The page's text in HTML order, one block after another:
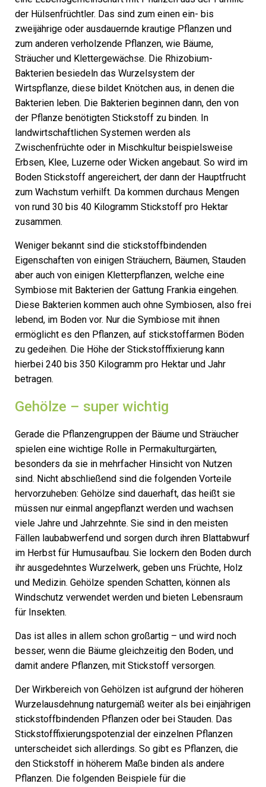
der Hülsenfrüchtler. Das sind zum einen ein- bis
zweijährige oder ausdauernde krautige Pflanzen und
zum anderen verholzende Pflanzen, wie Bäume,
Sträucher und Klettergewächse. Die Rhizobium-
Bakterien besiedeln das Wurzelsystem der
Wirtspflanze, diese bildet Knötchen aus, in denen die
Bakterien leben. Die Bakterien beginnen dann, den von
der Pflanze benötigten Stickstoff zu binden. In
landwirtschaftlichen Systemen werden als
Zwischenfrüchte oder in Mischkultur beispielsweise
Erbsen, Klee, Luzerne oder Wicken angebaut. So wird im
Boden Stickstoff angereichert, der dann der Hauptfrucht
zum Wachstum verhilft. Da kommen durchaus Mengen
von rund 30 bis 40 Kilogramm Stickstoff pro Hektar
zusammen.
Weniger bekannt sind die stickstoffbindenden
Eigenschaften von einigen Sträuchern, Bäumen, Stauden
aber auch von einigen Kletterpflanzen, welche eine
Symbiose mit Bakterien der Gattung Frankia eingehen.
Diese Bakterien kommen auch ohne Symbiosen, also frei
lebend, im Boden vor. Nur die Symbiose mit ihnen
ermöglicht es den Pflanzen, auf stickstoffarmen Böden
zu gedeihen. Die Höhe der Stickstofffixierung kann
hierbei 240 bis 350 Kilogramm pro Hektar und Jahr
betragen.
Gehölze – super wichtig
Gerade die Pflanzengruppen der Bäume und Sträucher
spielen eine wichtige Rolle in Permakulturgärten,
besonders da sie in mehrfacher Hinsicht von Nutzen
sind. Nicht abschließend sind die folgenden Vorteile
hervorzuheben: Gehölze sind dauerhaft, das heißt sie
müssen nur einmal angepflanzt werden und wachsen
viele Jahre und Jahrzehnte. Sie sind in den meisten
Fällen laubabwerfend und sorgen durch ihren Blattabwurf
im Herbst für Humusaufbau. Sie lockern den Boden durch
ihr ausgedehntes Wurzelwerk, geben uns Früchte, Holz
und Medizin. Gehölze spenden Schatten, können als
Windschutz verwendet werden und bieten Lebensraum
für Insekten.
Das ist alles in allem schon großartig – und wird noch
besser, wenn die Bäume gleichzeitig den Boden, und
damit andere Pflanzen, mit Stickstoff versorgen.
Der Wirkbereich von Gehölzen ist aufgrund der höheren
Wurzelausdehnung naturgemäß weiter als bei einjährigen
stickstoffbindenden Pflanzen oder bei Stauden. Das
Stickstofffixierungspotenzial der einzelnen Pflanzen
unterscheidet sich allerdings. So gibt es Pflanzen, die
den Stickstoff in höherem Maße binden als andere
Pflanzen. Die folgenden Beispiele für die